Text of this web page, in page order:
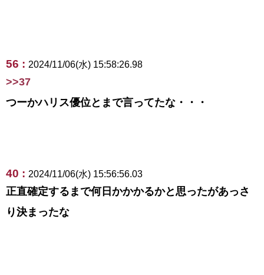
56 : 2024/11/06(水) 15:58:26.98
>>37
つーかハリス優位とまで言ってたな・・・
40 : 2024/11/06(水) 15:56:56.03
正直確定するまで何日かかかるかと思ったがあっさ
り決まったな